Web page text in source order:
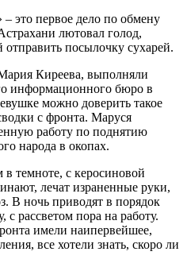
это первое дело по обмену
лютовал голод,
посылочку сухарей.
Киреева, выполняли
информационного бюро в
можно доверить такое
с фронта. Маруся
работу по поднятию
народа в окопах.
темноте, с керосиновой
лечат израненные руки,
В ночь приводят в порядок
рассветом пора на работу.
имели наипервейшее,
все хотели знать, скоро ли